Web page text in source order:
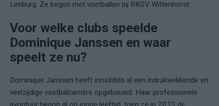
Limburg. Ze begon met voetballen bij RKSV Wittenhorst.
Voor welke clubs speelde
Dominique Janssen en waar
speelt ze nu?
Dominique Janssen heeft inmiddels al een indrukwekkende en
veelzijdige voetbalcarrière opgebouwd. Haar professionele